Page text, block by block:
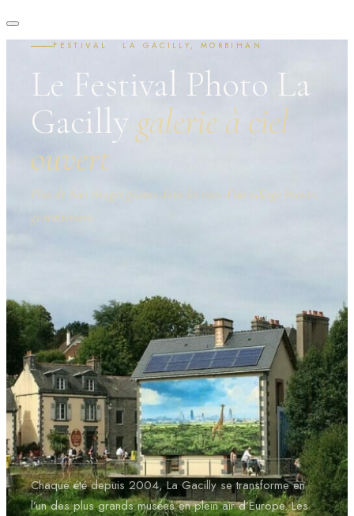
La Gacilly
FESTIVAL · LA GACILLY, MORBIHAN
Le Festival Photo La
Gacilly galerie à ciel
ouvert
Plus de 800 tirages géants dans les rues d’un village breton,
gratuitement.
Chaque été depuis 2004, La Gacilly se transforme en
l’un des plus grands musées en plein air d’Europe. Les